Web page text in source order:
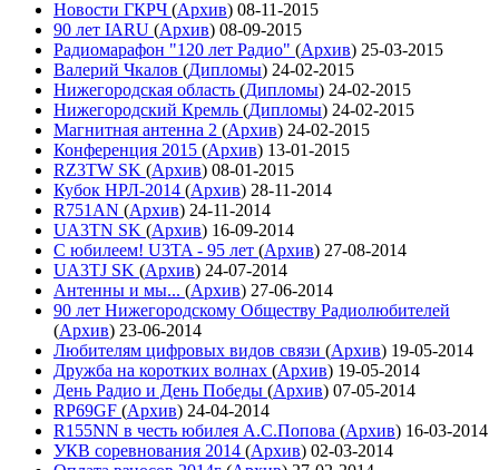
Новости ГКРЧ (Архив) 08-11-2015
90 лет IARU (Архив) 08-09-2015
Радиомарафон "120 лет Радио" (Архив) 25-03-2015
Валерий Чкалов (Дипломы) 24-02-2015
Нижегородская область (Дипломы) 24-02-2015
Нижегородский Кремль (Дипломы) 24-02-2015
Магнитная антенна 2 (Архив) 24-02-2015
Конференция 2015 (Архив) 13-01-2015
RZ3TW SK (Архив) 08-01-2015
Кубок НРЛ-2014 (Архив) 28-11-2014
R751AN (Архив) 24-11-2014
UA3TN SK (Архив) 16-09-2014
С юбилеем! U3TA - 95 лет (Архив) 27-08-2014
UA3TJ SK (Архив) 24-07-2014
Антенны и мы... (Архив) 27-06-2014
90 лет Нижегородскому Обществу Радиолюбителей
(Архив) 23-06-2014
Любителям цифровых видов связи (Архив) 19-05-2014
Дружба на коротких волнах (Архив) 19-05-2014
День Радио и День Победы (Архив) 07-05-2014
RP69GF (Архив) 24-04-2014
R155NN в честь юбилея А.С.Попова (Архив) 16-03-2014
УКВ соревнования 2014 (Архив) 02-03-2014